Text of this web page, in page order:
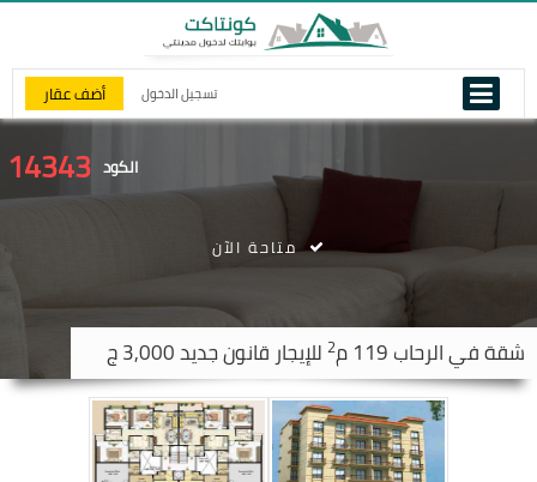
تسجيل الدخول أضف عقار
الكود 14343
شقة فيالرحاب 2 للإيجار قانون جديد 3,000 ج
متاحة الآن